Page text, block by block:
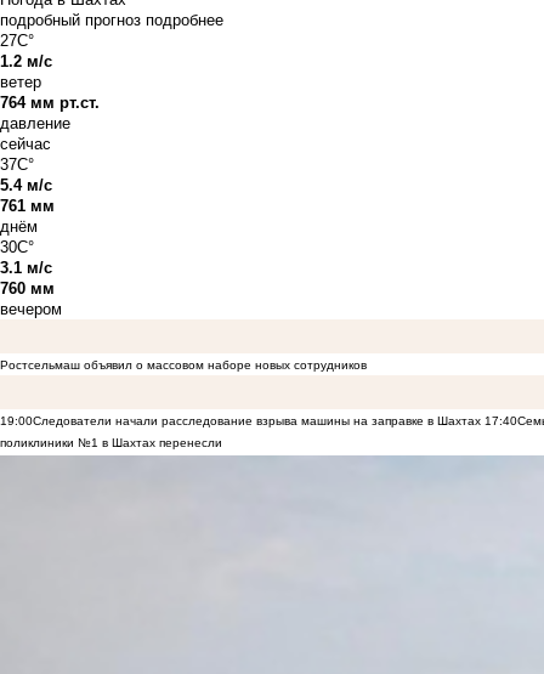
подробный прогноз подробнее
27C°
1.2 м/с
ветер
764 мм рт.ст.
давление
сейчас
37C°
5.4 м/с
761 мм
днём
30C°
3.1 м/с
760 мм
вечером
Ростсельмаш объявил о массовом наборе новых сотрудников
19:00Следователи начали расследование взрыва машины на заправке в Шахтах 17:40
поликлиники №1 в Шахтах перенесли